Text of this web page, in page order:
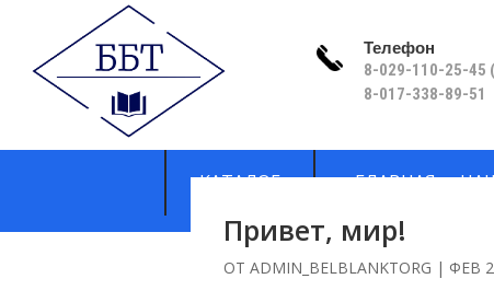
Телефон
8-029-110-25-45
8-017-338-89-51
КАТАЛОГ ГЛАВНАЯ
Привет, мир!
ОТ ADMIN_BELBLANKTORG | ФЕВ